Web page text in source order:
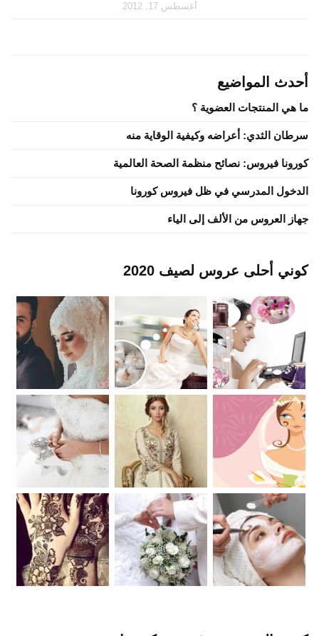
أغسطس 17, 2012
أحدث المواضيع
ما هي المنتجات العضوية ؟
سرطان الثدي: أعراضه وكيفية الوقاية منه
كورونا فيروس: نصائح منظمة الصحة العالمية
الدخول المدرسي في ظل فيروس كورونا
جهاز العروس من الألف إلى الياء
كوني أحلى عروس لصيف 2020